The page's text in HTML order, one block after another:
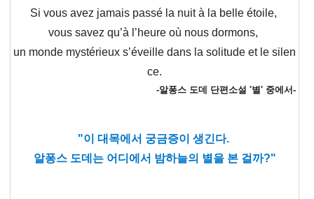
Si vous avez jamais passé la nuit à la belle étoile,
vous savez qu’à l’heure où nous dormons,
un monde mystérieux s’éveille dans la solitude et le silen
ce.
-알퐁스 도데 단편소설 '별' 중에서-
"이 대목에서 궁금증이 생긴다.
알퐁스 도데는 어디에서 밤하늘의 별을 본 걸까?"